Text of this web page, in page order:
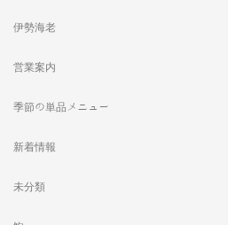
伊勢海老
営業案内
季節の単品メニュー
新着情報
未分類